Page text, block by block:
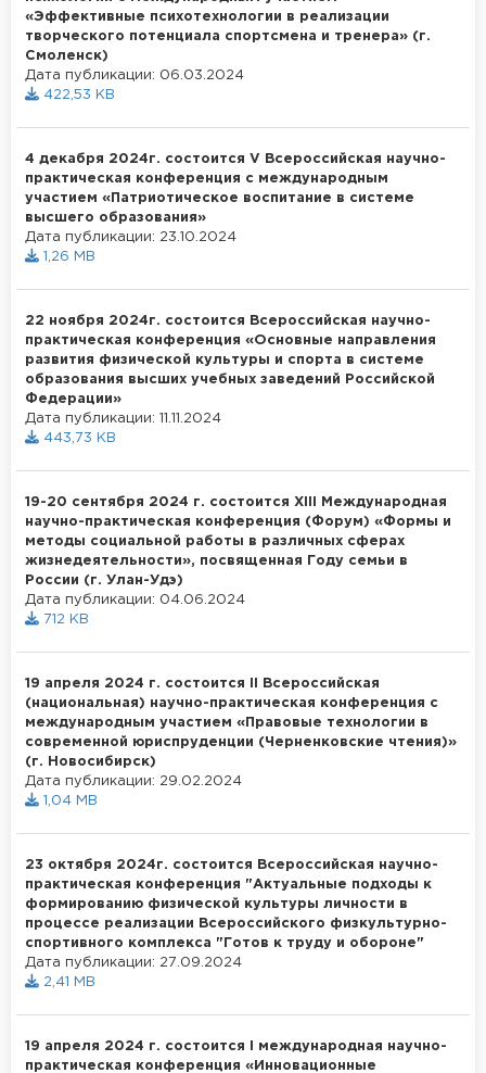
«Эффективные психотехнологии в реализации
творческого потенциала спортсмена и тренера» (г.
Смоленск)
Дата публикации: 06.03.2024
422,53 KB
4 декабря 2024г. состоится V Всероссийская научно-
практическая конференция с международным
участием «Патриотическое воспитание в системе
высшего образования»
Дата публикации: 23.10.2024
1,26 MB
22 ноября 2024г. состоится Всероссийская научно-
практическая конференция «Основные направления
развития физической культуры и спорта в системе
образования высших учебных заведений Российской
Федерации»
Дата публикации: 11.11.2024
443,73 KB
19-20 сентября 2024 г. состоится XIII Международная
научно-практическая конференция (Форум) «Формы и
методы социальной работы в различных сферах
жизнедеятельности», посвященная Году семьи в
России (г. Улан-Удэ)
Дата публикации: 04.06.2024
712 KB
19 апреля 2024 г. состоится II Всероссийская
(национальная) научно-практическая конференция с
международным участием «Правовые технологии в
современной юриспруденции (Черненковские чтения)»
(г. Новосибирск)
Дата публикации: 29.02.2024
1,04 MB
23 октября 2024г. состоится Всероссийская научно-
практическая конференция "Актуальные подходы к
формированию физической культуры личности в
процессе реализации Всероссийского физкультурно-
спортивного комплекса "Готов к труду и обороне"
Дата публикации: 27.09.2024
2,41 MB
19 апреля 2024 г. состоится I международная научно-
практическая конференция «Инновационные